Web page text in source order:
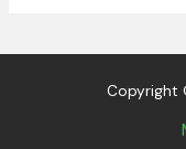
Copyright